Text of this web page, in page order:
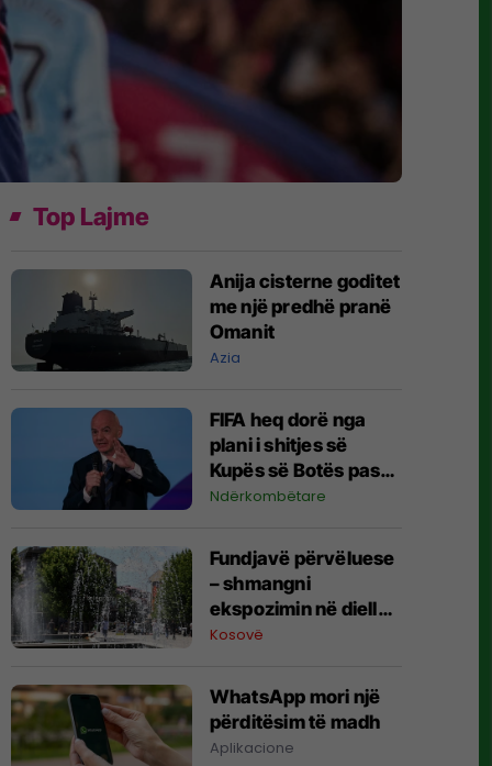
Top Lajme
Anija cisterne goditet
me një predhë pranë
Omanit
Azia
FIFA heq dorë nga
plani i shitjes së
Kupës së Botës pas
kërcënimeve të
UEFA dhe
konfederatat tjera
Ndërkombëtare
Fundjavë përvëluese
– shmangni
ekspozimin në diell
gjatë orëve të ditës
Kosovë
WhatsApp mori një
përditësim të madh
Aplikacione